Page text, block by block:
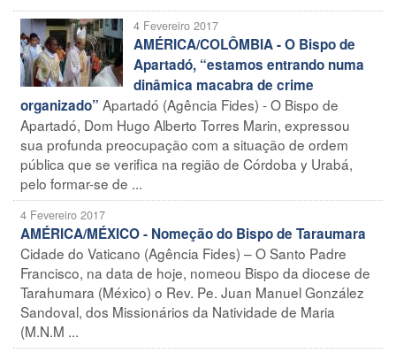
4 Fevereiro 2017
AMÉRICA/COLÔMBIA - O Bispo de
Apartadó, “estamos entrando numa
dinâmica macabra de crime
organizado” Apartadó (Agência Fides) - O Bispo de
Apartadó, Dom Hugo Alberto Torres Marin, expressou
sua profunda preocupação com a situação de ordem
pública que se verifica na região de Córdoba y Urabá,
pelo formar-se de ...
4 Fevereiro 2017
AMÉRICA/MÉXICO - Nomeção do Bispo de Taraumara
Cidade do Vaticano (Agência Fides) – O Santo Padre
Francisco, na data de hoje, nomeou Bispo da diocese de
Tarahumara (México) o Rev. Pe. Juan Manuel González
Sandoval, dos Missionários da Natividade de Maria
(M.N.M ...